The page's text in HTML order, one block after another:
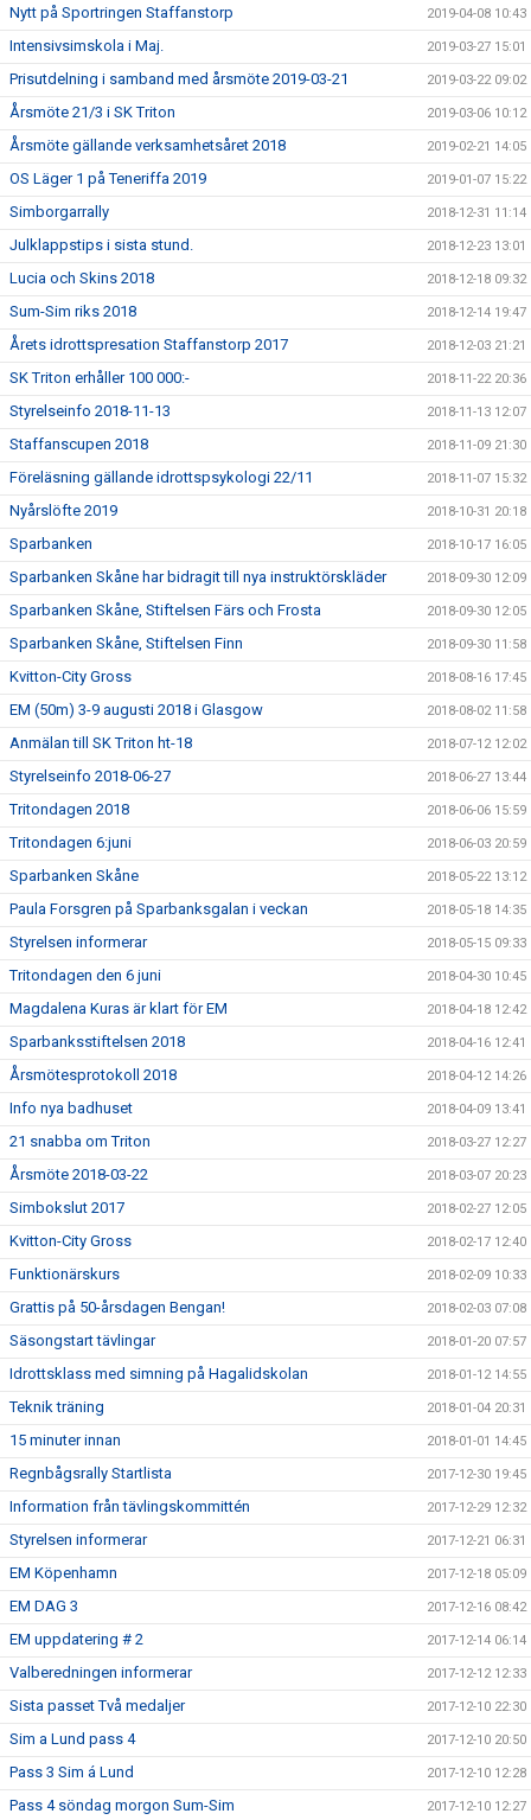
Nytt på Sportringen Staffanstorp 2019-04-08 10:43
Intensivsimskola i Maj. 2019-03-27 15:01
Prisutdelning i samband med årsmöte 2019-03-21 2019-03-22 09:02
Årsmöte 21/3 i SK Triton 2019-03-06 10:12
Årsmöte gällande verksamhetsåret 2018 2019-02-21 14:05
OS Läger 1 på Teneriffa 2019 2019-01-07 15:22
Simborgarrally 2018-12-31 11:14
Julklappstips i sista stund. 2018-12-23 13:01
Lucia och Skins 2018 2018-12-18 09:32
Sum-Sim riks 2018 2018-12-14 19:47
Årets idrottspresation Staffanstorp 2017 2018-12-03 21:21
SK Triton erhåller 100 000:- 2018-11-22 20:36
Styrelseinfo 2018-11-13 2018-11-13 12:07
Staffanscupen 2018 2018-11-09 21:30
Föreläsning gällande idrottspsykologi 22/11 2018-11-07 15:32
Nyårslöfte 2019 2018-10-31 20:18
Sparbanken 2018-10-17 16:05
Sparbanken Skåne har bidragit till nya instruktörskläder 2018-09-30 12:09
Sparbanken Skåne, Stiftelsen Färs och Frosta 2018-09-30 12:05
Sparbanken Skåne, Stiftelsen Finn 2018-09-30 11:58
Kvitton-City Gross 2018-08-16 17:45
EM (50m) 3-9 augusti 2018 i Glasgow 2018-08-02 11:58
Anmälan till SK Triton ht-18 2018-07-12 12:02
Styrelseinfo 2018-06-27 2018-06-27 13:44
Tritondagen 2018 2018-06-06 15:59
Tritondagen 6:juni 2018-06-03 20:59
Sparbanken Skåne 2018-05-22 13:12
Paula Forsgren på Sparbanksgalan i veckan 2018-05-18 14:35
Styrelsen informerar 2018-05-15 09:33
Tritondagen den 6 juni 2018-04-30 10:45
Magdalena Kuras är klart för EM 2018-04-18 12:42
Sparbanksstiftelsen 2018 2018-04-16 12:41
Årsmötesprotokoll 2018 2018-04-12 14:26
Info nya badhuset 2018-04-09 13:41
21 snabba om Triton 2018-03-27 12:27
Årsmöte 2018-03-22 2018-03-07 20:23
Simbokslut 2017 2018-02-27 12:05
Kvitton-City Gross 2018-02-17 12:40
Funktionärskurs 2018-02-09 10:33
Grattis på 50-årsdagen Bengan! 2018-02-03 07:08
Säsongstart tävlingar 2018-01-20 07:57
Idrottsklass med simning på Hagalidskolan 2018-01-12 14:55
Teknik träning 2018-01-04 20:31
15 minuter innan 2018-01-01 14:45
Regnbågsrally Startlista 2017-12-30 19:45
Information från tävlingskommittén 2017-12-29 12:32
Styrelsen informerar 2017-12-21 06:31
EM Köpenhamn 2017-12-18 05:09
EM DAG 3 2017-12-16 08:42
EM uppdatering # 2 2017-12-14 06:14
Valberedningen informerar 2017-12-12 12:33
Sista passet Två medaljer 2017-12-10 22:30
Sim a Lund pass 4 2017-12-10 20:50
Pass 3 Sim á Lund 2017-12-10 12:28
Pass 4 söndag morgon Sum-Sim 2017-12-10 12:27